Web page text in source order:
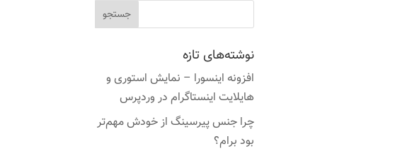
نوشته‌های تازه
افزونه اینسورا – نمایش استوری و
هایلایت اینستاگرام در وردپرس
چرا جنس پیرسینگ از خودش مهم‌تر
بود برام؟